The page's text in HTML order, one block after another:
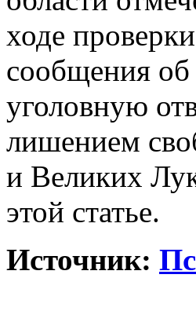
ходе
сообщения об
уголовную
лишением
и Великих
этой статье.
Источник: